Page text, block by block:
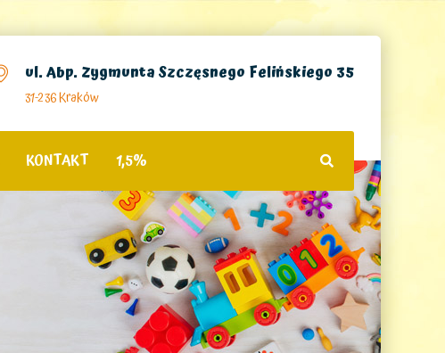
ul. Abp. Zygmunta Szczęsnego Felińskiego 35
31-236 Kraków
KONTAKT 1,5%